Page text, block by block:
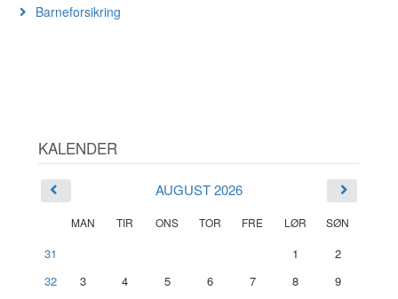
Barneforsikring
KALENDER
AUGUST 2026
MAN TIR ONS TOR FRE LØR SØN
31 1
2
32
3 4 5 6 7 8
9